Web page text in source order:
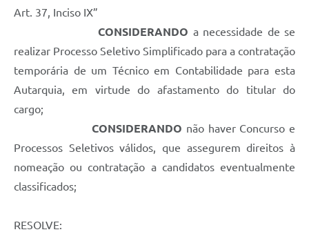
Art. 37, Inciso IX”
CONSIDERANDO a necessidade de se
realizar Processo Seletivo Simplificado para a contratação
temporária de um Técnico em Contabilidade para esta
Autarquia, em virtude do afastamento do titular do
cargo;
CONSIDERANDO não haver Concurso e
Processos Seletivos válidos, que assegurem direitos à
nomeação ou contratação a candidatos eventualmente
classificados;
RESOLVE: